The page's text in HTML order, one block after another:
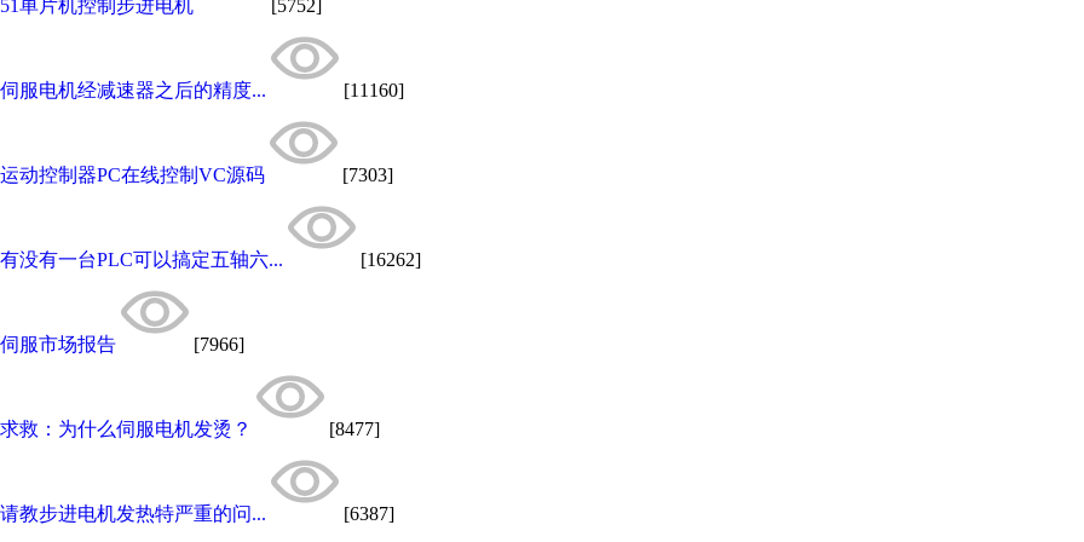
51单片机控制步进电机 [5752]
伺服电机经减速器之后的精度... [11160]
运动控制器PC在线控制VC源码 [7303]
有没有一台PLC可以搞定五轴六... [16262]
伺服市场报告 [7966]
求救：为什么伺服电机发烫？ [8477]
请教步进电机发热特严重的问... [6387]